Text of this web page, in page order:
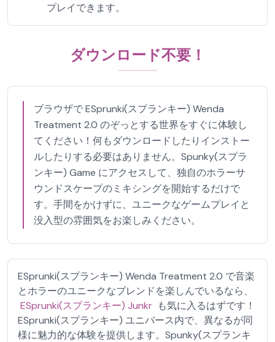
プレイできます。
ダウンロード不要！
ブラウザで ESprunki(スプランキー) Wenda
Treatment 2.0 のぞっとする世界をすぐに体験し
てください！何もダウンロードしたりインストー
ルしたりする必要はありません。Spunky(スプラ
ンキー) Game にアクセスして、独自のホラーサ
ウンドスケープのミキシングを開始するだけで
す。手間をかけずに、ユニークなゲームプレイと
没入型の雰囲気をお楽しみください。
ESprunki(スプランキー) Wenda Treatment 2.0 で音楽
とホラーのユニークなブレンドを楽しんでいるなら、
ESprunki(スプランキー) Junkr も気に入るはずです！
ESprunki(スプランキー) ユニバース内で、異なるが同
様に魅力的な体験を提供します。Spunky(スプランキ